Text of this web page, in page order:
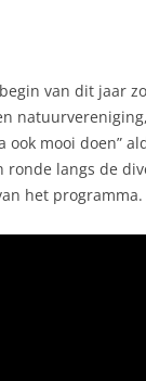
van dit jaar
mooi doen”
langs de
het programma.